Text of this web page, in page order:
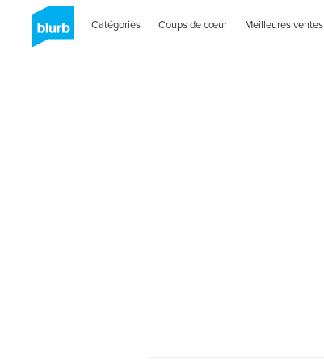
Catégories Coups de cœur Meilleures ventes